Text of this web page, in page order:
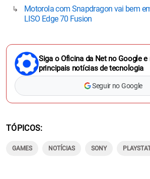
Motorola com Snapdragon vai bem
LISO Edge 70 Fusion
Siga o Oficina da Net no Google e
principais notícias de tecnologia
Seguir no Google
TÓPICOS
GAMES NOTÍCIAS SONY